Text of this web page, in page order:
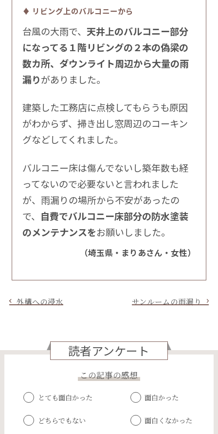
♦ リビング上のバルコニーから
台風の大雨で、 天井上のバルコニー部分
になってる１階リビングの２本の偽梁の
数カ所、ダウンライト周辺から大量の雨
漏りがありました。
建築した工務店に点検してもらうも原因
がわからず、掃き出し窓周辺のコーキン
グなどしてくれました。
バルコニー床は傷んでないし築年数も経
ってないので必要ないと言われました
が、雨漏りの場所から不安があったの
で、 自費でバルコニー床部分の防水塗装
のメンテナンスをお願いしました。
（埼玉県・まりあさん・女性）
外構への浸水 サンルームの雨漏り
読者アンケート
この記事の感想
とても面白かった 面白かった
どちらでもない 面白くなかった